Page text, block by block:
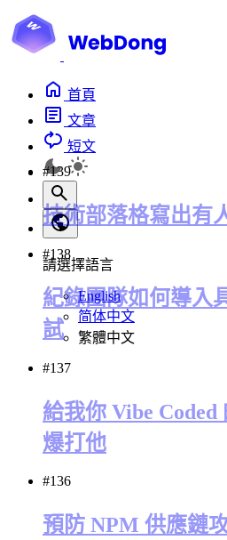
首頁
文章
短文
請選擇語言
English
简体中文
繁體中文
#139
技術部落格寫出有
#138
紀錄團隊如何導入
試
#137
給我你 Vibe
爆打他
#136
預防 NPM 供應鏈